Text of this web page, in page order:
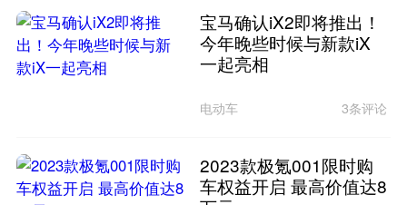
宝马确认iX2即将推出！
今年晚些时候与新款iX
一起亮相
电动车 3条评论
2023款极氪001限时购
车权益开启 最高价值达8